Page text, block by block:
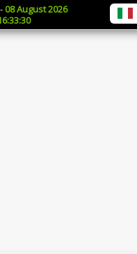
08 August 2026